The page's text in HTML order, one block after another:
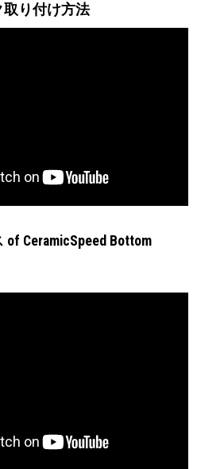
り付け方法
CeramicSpeed Bottom